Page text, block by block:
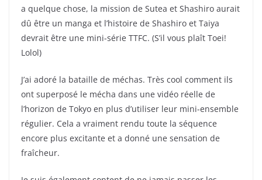
a quelque chose, la mission de Sutea et Shashiro aurait
dû être un manga et l’histoire de Shashiro et Taiya
devrait être une mini-série TTFC. (S’il vous plaît Toei!
Lolol)
J’ai adoré la bataille de méchas. Très cool comment ils
ont superposé le mécha dans une vidéo réelle de
l’horizon de Tokyo en plus d’utiliser leur mini-ensemble
régulier. Cela a vraiment rendu toute la séquence
encore plus excitante et a donné une sensation de
fraîcheur.